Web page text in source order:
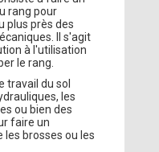
rang pour
plus près des
Il s'agit
à l'utilisation
le rang.
travail du sol
les
ou bien des
faire un
brosses ou les